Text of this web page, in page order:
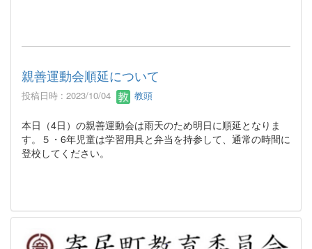
親善運動会順延について
投稿日時 : 2023/10/04 教頭
本日（4日）の親善運動会は雨天のため明日に順延となりま
す。５・6年児童は学習用具と弁当を持参して、通常の時間に
登校してください。